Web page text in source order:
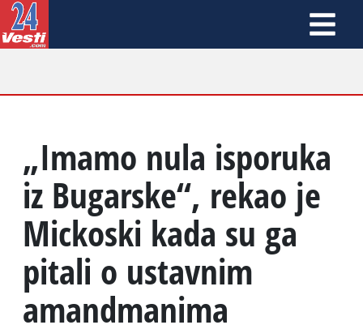
„Imamo nula isporuka
iz Bugarske“, rekao je
Mickoski kada su ga
pitali o ustavnim
amandmanima